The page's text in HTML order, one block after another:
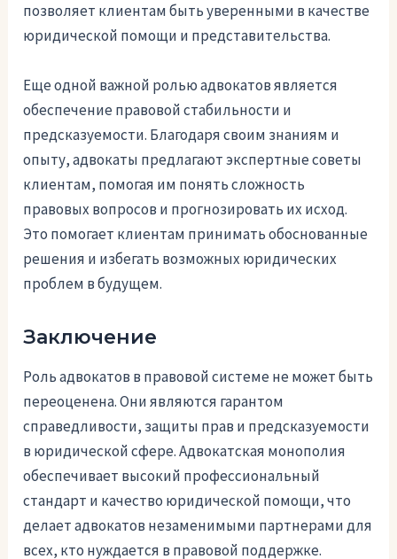
позволяет клиентам быть уверенными в качестве
юридической помощи и представительства.
Еще одной важной ролью адвокатов является
обеспечение правовой стабильности и
предсказуемости. Благодаря своим знаниям и
опыту, адвокаты предлагают экспертные советы
клиентам, помогая им понять сложность
правовых вопросов и прогнозировать их исход.
Это помогает клиентам принимать обоснованные
решения и избегать возможных юридических
проблем в будущем.
Заключение
Роль адвокатов в правовой системе не может быть
переоценена. Они являются гарантом
справедливости, защиты прав и предсказуемости
в юридической сфере. Адвокатская монополия
обеспечивает высокий профессиональный
стандарт и качество юридической помощи, что
делает адвокатов незаменимыми партнерами для
всех, кто нуждается в правовой поддержке.